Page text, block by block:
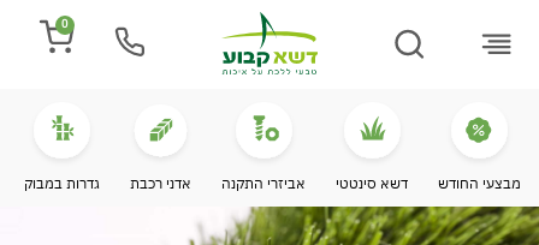
0
מבצעי החודש דשא סינטטי אביזרי התקנה אדני רכבת גדרות במבוק